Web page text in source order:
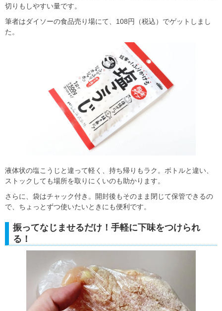
切りもしやすい量です。
筆者はダイソーの食品売り場にて、108円（税込）でゲットしまし
た。
液体状の塩こうじと違って軽く、持ち帰りもラク。ボトルと違い、
ストックしても場所を取りにくいのも助かります。
さらに、袋はチャック付き。開封後もそのまま閉じて保管できるの
で、ちょっとずつ使いたいときにも便利です。
振ってなじませるだけ！手軽に下味をつけられ
る！